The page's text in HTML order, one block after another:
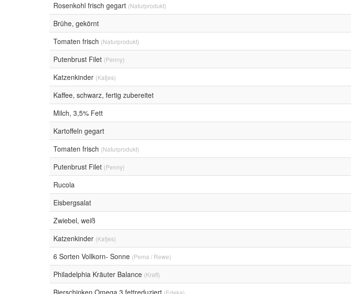
Rosenkohl frisch gegart (Naturprodukt)
Brühe, gekörnt
Tomaten frisch (Naturprodukt)
Putenbrust Filet (Penny)
Katzenkinder (Katjes)
Kaffee, schwarz, fertig zubereitet
Milch, 3,5% Fett
Kartoffeln gegart
Tomaten frisch (Naturprodukt)
Putenbrust Filet (Penny)
Rucola
Eisbergsalat
Zwiebel, weiß
Katzenkinder (Katjes)
6 Sorten Vollkorn- Sonne (Pema / Rewe)
Philadelphia Kräuter Balance (Kraft)
Bierschinken Omega 3 fettreduziert (Edeka)